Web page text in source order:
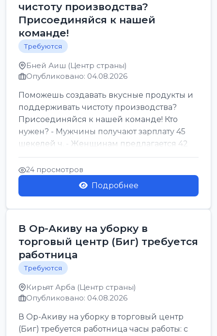
чистоту производства?
Присоединяйся к нашей
команде!
Требуются
Бней Аиш (Центр страны)
Опубликовано: 04.08.2026
Поможешь создавать вкусные продукты и
поддерживать чистоту производства?
Присоединяйся к нашей команде! Кто
нужен? - Мужчины получают зарплату 45
шекелей ч. - Женщинам предлагается 42
шекеля ч. График...
24 просмотров
Подробнее
В Ор-Акиву на уборку в
торговый центр (Биг) требуется
работница
Требуются
Кирьят Арба (Центр страны)
Опубликовано: 04.08.2026
В Ор-Акиву на уборку в торговый центр
(Биг) требуется работница часы работы: с